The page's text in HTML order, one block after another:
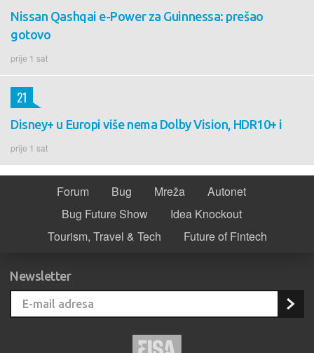
Nissan Qashqai e-Power za Guinnessa: prešao
gotovo
prije 1 sat
Disney+ u Europi više nema Dolby Vision, HDR10+ i
prije 1 sat
21
Forum Bug Mreža
Autonet
Bug Future Show
Idea Knockout
Tourism, Travel & Tech
Future of Fintech
Newsletter